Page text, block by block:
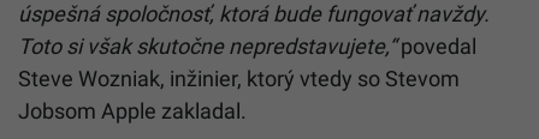
úspešná spoločnosť, ktorá bude fungovať navždy.
Toto si však skutočne nepredstavujete,“povedal
Steve Wozniak, inžinier, ktorý vtedy so Stevom
Jobsom Apple zakladal.